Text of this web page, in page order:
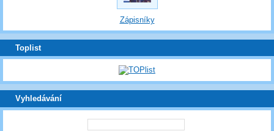
Zápisníky
Toplist
Vyhledávání